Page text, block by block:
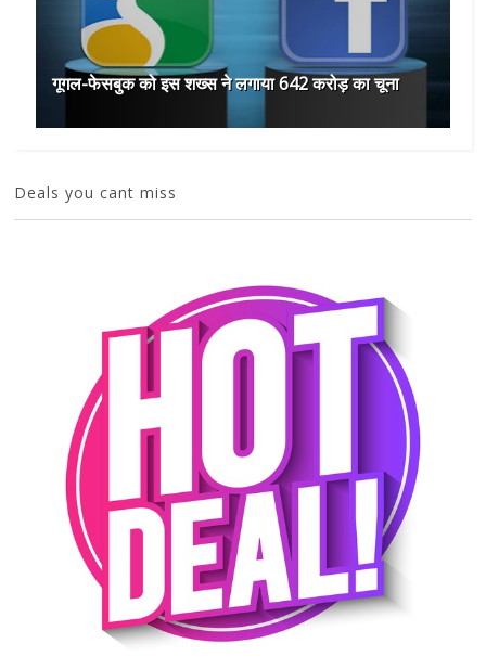
गूगल-फेसबुक को इस शख्स ने लगाया 642 करोड़ का चूना
Deals you cant miss